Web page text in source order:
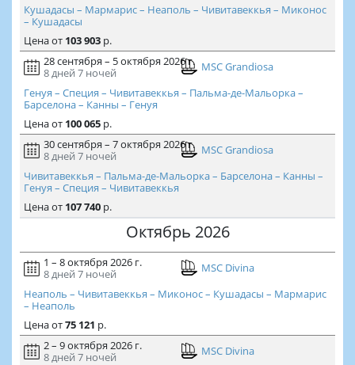
Кушадасы – Мармарис – Неаполь – Чивитавеккья – Миконос
– Кушадасы
Ценаот 103 903р.
28 сентября – 5 октября 2026 г.
8 дней 7 ночей
MSC Grandiosa
Генуя – Специя – Чивитавеккья – Пальма-де-Мальорка –
Барселона – Канны – Генуя
Ценаот 100 065р.
30 сентября – 7 октября 2026 г.
8 дней 7 ночей
MSC Grandiosa
Чивитавеккья – Пальма-де-Мальорка – Барселона – Канны –
Генуя – Специя – Чивитавеккья
Ценаот 107 740р.
Октябрь 2026
1 – 8 октября 2026 г.
8 дней 7 ночей
MSC Divina
Неаполь – Чивитавеккья – Миконос – Кушадасы – Мармарис
– Неаполь
Ценаот75 121 р.
2 – 9 октября 2026 г.
8 дней 7 ночей
MSC Divina